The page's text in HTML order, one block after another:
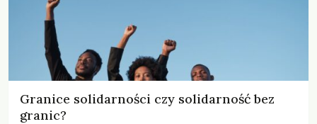
Granice solidarności czy solidarność bez
granic?